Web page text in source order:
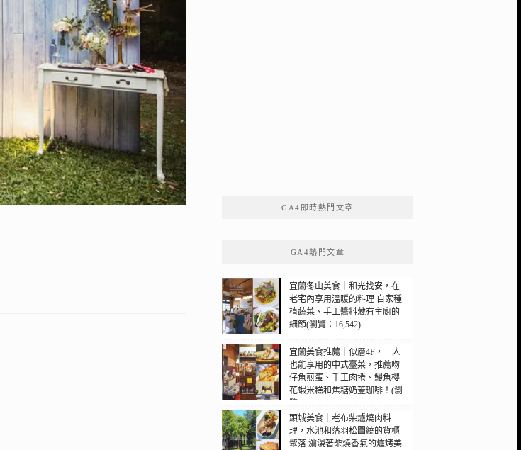
GA4即時熱門文章
GA4熱門文章
宜蘭冬山美食｜和光找安，在
老宅內享用溫暖的料理 自家種
植蔬菜、手工醬料藏有主廚的
細節(瀏覽：16,542)
宜蘭美食推薦｜似層4F，一人
也能享用的中式臺菜，推薦吻
仔魚煎蛋、手工肉捲、鰻魚櫻
花蝦米糕和焦糖奶蓋珈啡！(瀏
覽：11,010)
頭城美食｜老布柴爐燒肉料
理，水池和落羽松圍繞的貨櫃
聚落 瀰漫著柴燒香氣的爐烤美